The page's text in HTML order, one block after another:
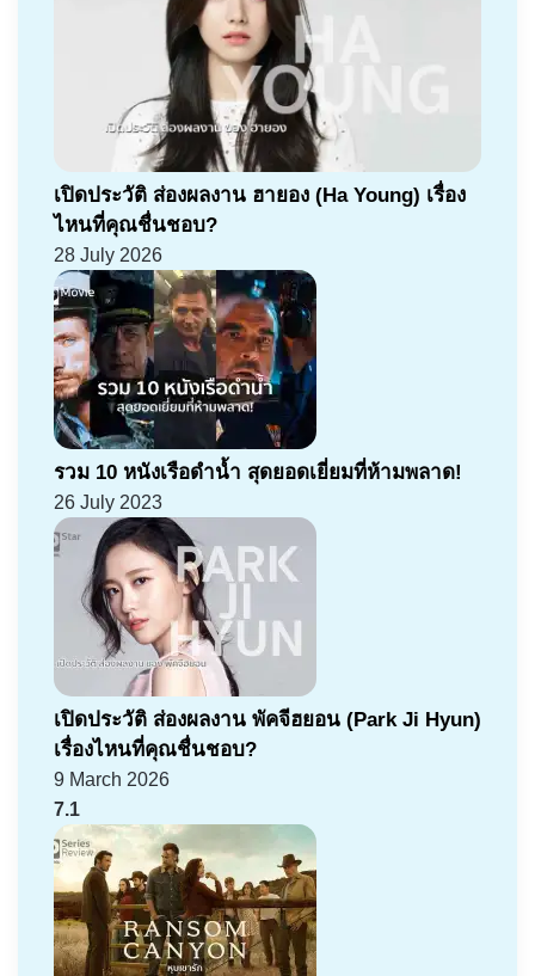
เปิดประวัติ ส่องผลงาน ฮายอง (Ha Young) เรื่อง
ไหนที่คุณชื่นชอบ?
28 July 2026
รวม 10 หนังเรือดำน้ำ สุดยอดเยี่ยมที่ห้ามพลาด!
26 July 2023
เปิดประวัติ ส่องผลงาน พัคจีฮยอน (Park Ji Hyun)
เรื่องไหนที่คุณชื่นชอบ?
9 March 2026
7.1